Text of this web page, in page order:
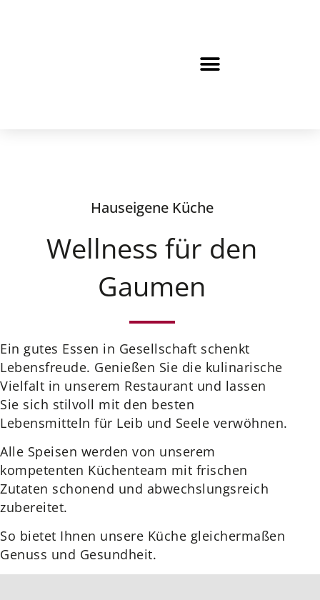
Hauseigene Küche
Wellness für den
Gaumen
Ein gutes Essen in Gesellschaft schenkt
Lebensfreude. Genießen Sie die kulinarische
Vielfalt in unserem Restaurant und lassen
Sie sich stilvoll mit den besten
Lebensmitteln für Leib und Seele verwöhnen.
Alle Speisen werden von unserem
kompetenten Küchenteam mit frischen
Zutaten schonend und abwechslungsreich
zubereitet.
So bietet Ihnen unsere Küche gleichermaßen
Genuss und Gesundheit.